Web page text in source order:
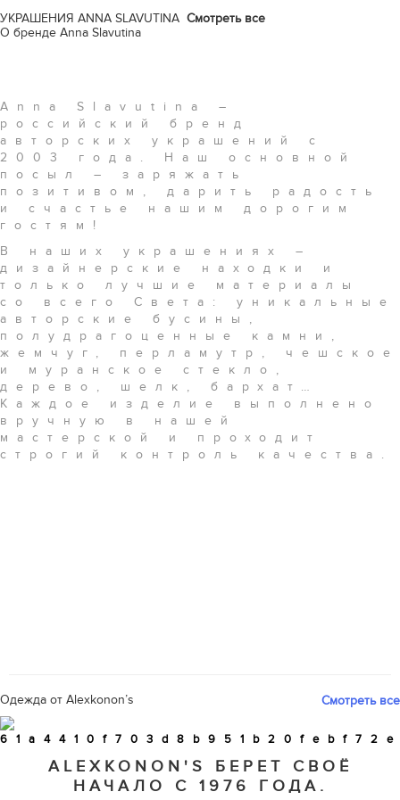
УКРАШЕНИЯ ANNA SLAVUTINA Смотреть все
О бренде Anna Slavutina
Anna Slavutina –
российский бренд
авторских украшений с
2003 года. Наш основной
посыл – заряжать
позитивом, дарить радость
и счастье нашим дорогим
гостям!
В наших украшениях –
дизайнерские находки и
только лучшие материалы
со всего Света: уникальные
авторские бусины,
полудрагоценные камни,
жемчуг, перламутр, чешское
и муранское стекло,
дерево, шелк, бархат…
Каждое изделие выполнено
вручную в нашей
мастерской и проходит
строгий контроль качества.
Одежда от Alexkonon’s Смотреть все
ALEXKONON'S БЕРЕТ СВОЁ
НАЧАЛО С 1976 ГОДА.